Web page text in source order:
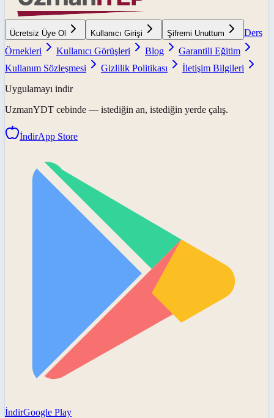
Ücretsiz Üye Ol Kullanıcı Girişi Şifremi Unuttum
Ders
Örnekleri
Kullanıcı Görüşleri Blog
Garantili Eğitim
Kullanım Sözleşmesi
Gizlilik Politikası
İletişim Bilgileri
Uygulamayı indir
UzmanYDT cebinde — istediğin an, istediğin yerde çalış.
İndirApp Store
İndirGoogle Play